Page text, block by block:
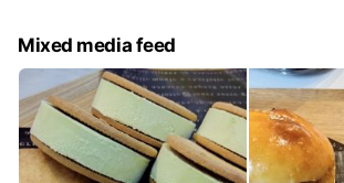
Mixed media feed